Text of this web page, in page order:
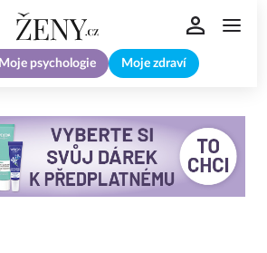
Moje psychologie Moje zdraví